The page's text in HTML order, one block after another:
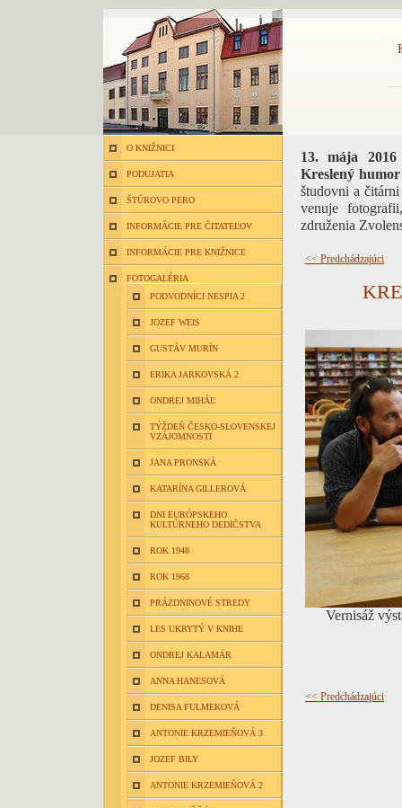
O KNIŽNICI
PODUJATIA
ŠTÚROVO PERO
INFORMÁCIE PRE ČITATEĽOV
INFORMÁCIE PRE KNIŽNICE
FOTOGALÉRIA
PODVODNÍCI NESPIA 2
JOZEF WEIS
GUSTÁV MURÍN
ERIKA JARKOVSKÁ 2
ONDREJ MIHÁĽ
TÝŽDEŇ ČESKO-SLOVENSKEJ
VZÁJOMNOSTI
JANA PRONSKÁ
KATARÍNA GILLEROVÁ
DNI EURÓPSKEHO
KULTÚRNEHO DEDIČSTVA
ROK 1948
ROK 1968
PRÁZDNINOVÉ STREDY
LES UKRYTÝ V KNIHE
ONDREJ KALAMÁR
ANNA HANESOVÁ
DENISA FULMEKOVÁ
ANTONIE KRZEMIEŇOVÁ 3
JOZEF BILY
ANTONIE KRZEMIEŇOVÁ 2
13. mája 2016
Kreslený
študovni a
venuje
združenia
<< Predchádzajúci
Vernisáž
<< Predchádzajúci